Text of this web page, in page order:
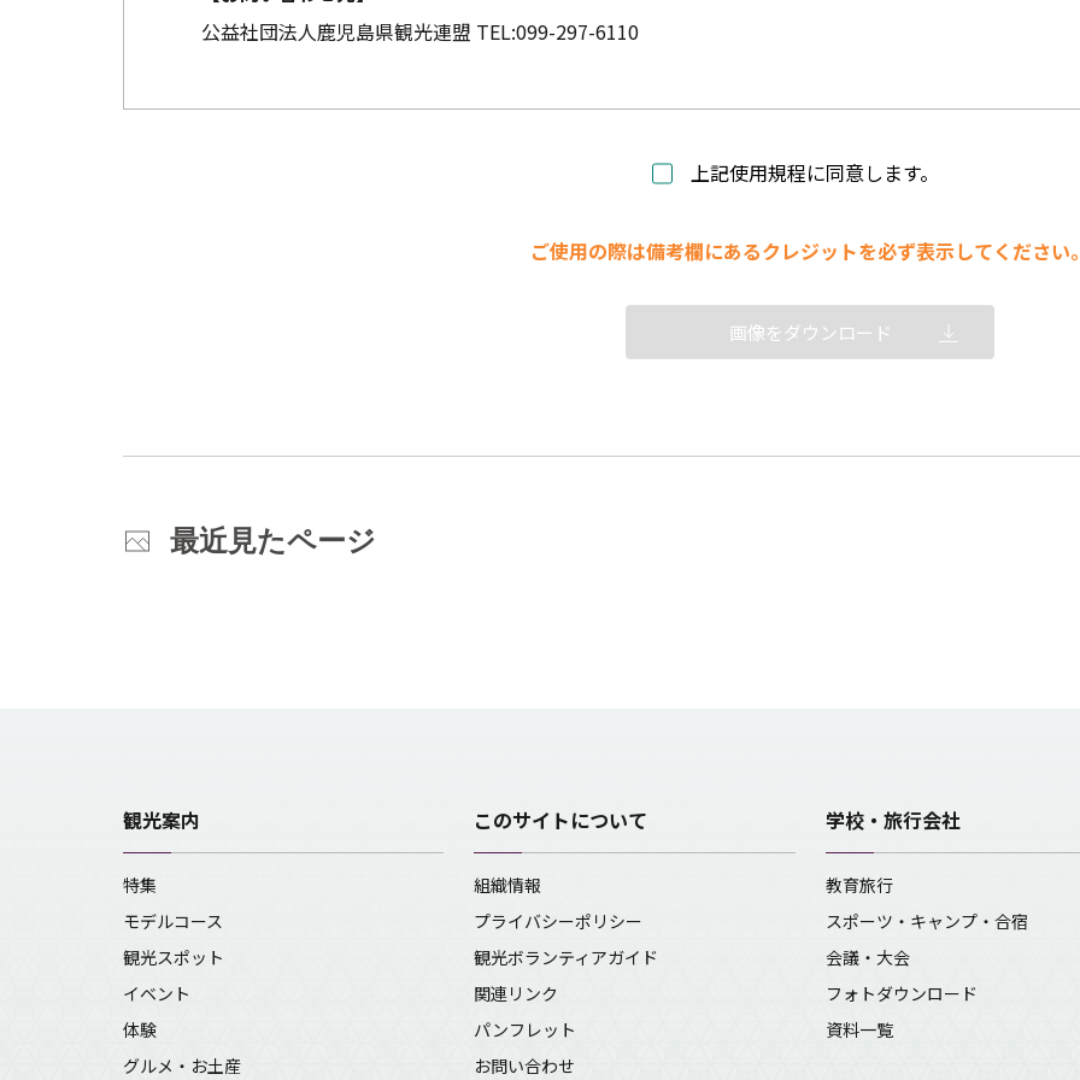
公益社団法人鹿児島県観光連盟 TEL:099-297-6110
上記使用規程に同意します。
ご使用の際は備考欄にあるクレジットを必ず表示してください
画像をダウンロード
最近見たページ
観光案内
特集
モデルコース
観光スポット
イベント
体験
グルメ・お土産
このサイトについて
組織情報
プライバシーポリシー
観光ボランティアガイド
関連リンク
パンフレット
お問い合わせ
学校・旅行会社
教育旅行
スポーツ・キャンプ・合宿
会議・大会
フォトダウンロード
資料一覧